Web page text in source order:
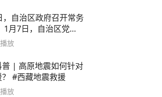
，自治区政府召开常务
1月7日，自治区党委
放
普 | 高原地震如何针对
#西藏地震救援
放